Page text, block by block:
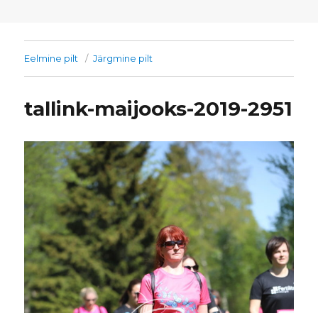
Eelmine pilt Järgmine pilt
tallink-maijooks-2019-2951